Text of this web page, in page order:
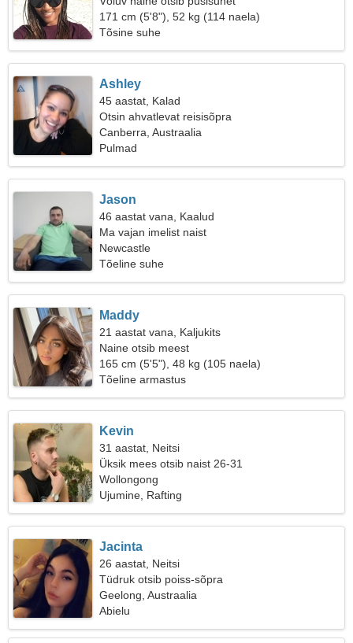
171 cm (5'8"), 52 kg (114 naela)
Tõsine suhe
Ashley
45 aastat, Kalad
Otsin ahvatlevat reisisõpra
Canberra, Austraalia
Pulmad
Jason
46 aastat vana, Kaalud
Ma vajan imelist naist
Newcastle
Tõeline suhe
Maddy
21 aastat vana, Kaljukits
Naine otsib meest
165 cm (5'5"), 48 kg (105 naela)
Tõeline armastus
Kevin
31 aastat, Neitsi
Üksik mees otsib naist 26-31
Wollongong
Ujumine, Rafting
Jacinta
26 aastat, Neitsi
Tüdruk otsib poiss-sõpra
Geelong, Austraalia
Abielu